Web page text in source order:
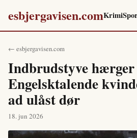
esbjergavisen.comKrimi
← esbjergavisen.com
Indbrudstyve
Engelsktalende
ad ulåst dør
18. jun 2026